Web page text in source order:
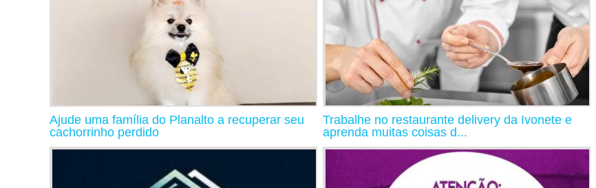
Ajude uma família do Planalto a recuperar seu
cachorrinho perdido
Trabalhe no restaurante delivery da Ivonete e
aprenda muitas coisas d...